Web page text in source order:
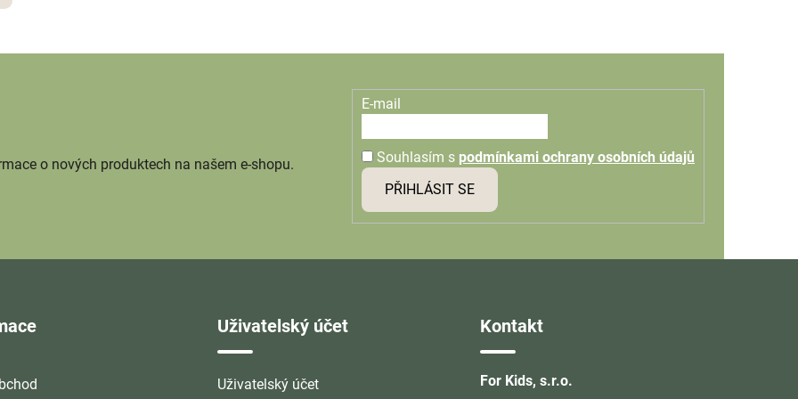
o nových produktech na našem e-shopu.
E-mail
Souhlasím s podmínkami ochrany osobních údajů
PŘIHLÁSIT SE
Uživatelský účet
Uživatelský účet
Kontakt
For Kids, s.r.o.